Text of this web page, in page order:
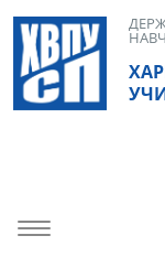
Skip
content
Toggle navigation